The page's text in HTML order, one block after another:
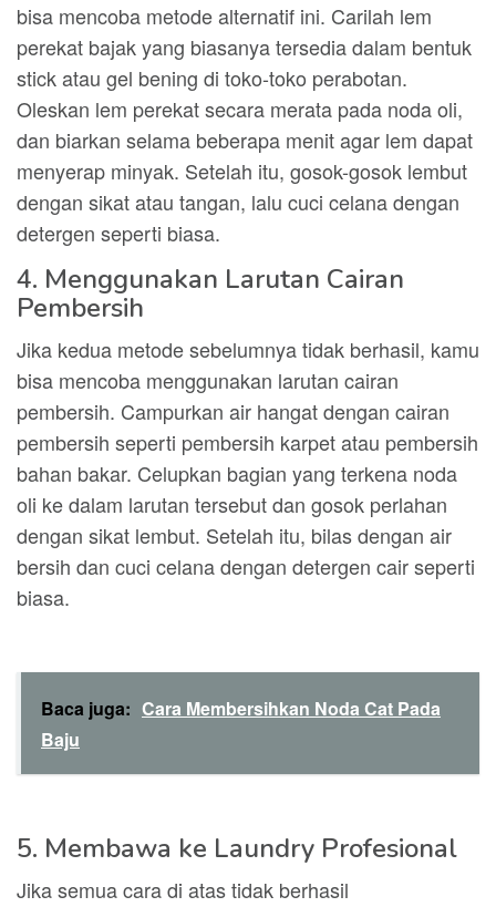
bisa mencoba metode alternatif ini. Carilah lem
perekat bajak yang biasanya tersedia dalam bentuk
stick atau gel bening di toko-toko perabotan.
Oleskan lem perekat secara merata pada noda oli,
dan biarkan selama beberapa menit agar lem dapat
menyerap minyak. Setelah itu, gosok-gosok lembut
dengan sikat atau tangan, lalu cuci celana dengan
detergen seperti biasa.
4. Menggunakan Larutan Cairan
Pembersih
Jika kedua metode sebelumnya tidak berhasil, kamu
bisa mencoba menggunakan larutan cairan
pembersih. Campurkan air hangat dengan cairan
pembersih seperti pembersih karpet atau pembersih
bahan bakar. Celupkan bagian yang terkena noda
oli ke dalam larutan tersebut dan gosok perlahan
dengan sikat lembut. Setelah itu, bilas dengan air
bersih dan cuci celana dengan detergen cair seperti
biasa.
Baca juga: Cara Membersihkan Noda Cat Pada
Baju
5. Membawa ke Laundry Profesional
Jika semua cara di atas tidak berhasil